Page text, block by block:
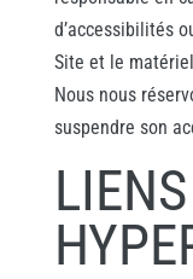
d’accessibilités
Site et le
Nous nous
suspendre son
LIENS